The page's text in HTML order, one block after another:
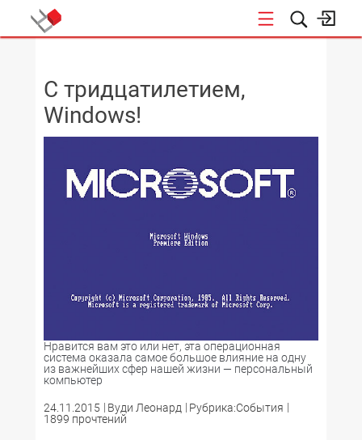
С тридцатилетием,
Windows!
Нравится вам это или нет, эта операционная
система оказала самое большое влияние на одну
из важнейших сфер нашей жизни — персональный
компьютер
24.11.2015 Вуди Леонард
Рубрика:События
1899 прочтений